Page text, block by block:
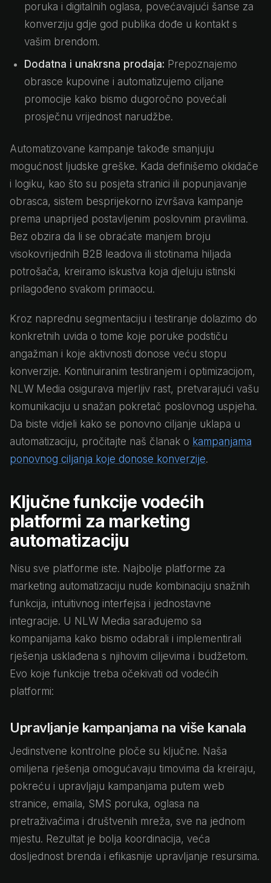
poruka i digitalnih oglasa, povećavajući šanse za
konverziju gdje god publika dođe u kontakt s
vašim brendom.
Dodatna i unakrsna prodaja: Prepoznajemo
obrasce kupovine i automatizujemo ciljane
promocije kako bismo dugoročno povećali
prosječnu vrijednost narudžbe.
Automatizovane kampanje takođe smanjuju
mogućnost ljudske greške. Kada definišemo okidače
i logiku, kao što su posjeta stranici ili popunjavanje
obrasca, sistem besprijekorno izvršava kampanje
prema unaprijed postavljenim poslovnim pravilima.
Bez obzira da li se obraćate manjem broju
visokovrijednih B2B leadova ili stotinama hiljada
potrošača, kreiramo iskustva koja djeluju istinski
prilagođeno svakom primaocu.
Kroz naprednu segmentaciju i testiranje dolazimo do
konkretnih uvida o tome koje poruke podstiču
angažman i koje aktivnosti donose veću stopu
konverzije. Kontinuiranim testiranjem i optimizacijom,
NLW Media osigurava mjerljiv rast, pretvarajući vašu
komunikaciju u snažan pokretač poslovnog uspjeha.
Da biste vidjeli kako se ponovno ciljanje uklapa u
automatizaciju, pročitajte naš članak o kampanjama
ponovnog ciljanja koje donose konverzije.
Ključne funkcije vodećih
platformi za marketing
automatizaciju
Nisu sve platforme iste. Najbolje platforme za
marketing automatizaciju nude kombinaciju snažnih
funkcija, intuitivnog interfejsa i jednostavne
integracije. U NLW Media sarađujemo sa
kompanijama kako bismo odabrali i implementirali
rješenja usklađena s njihovim ciljevima i budžetom.
Evo koje funkcije treba očekivati od vodećih
platformi:
Upravljanje kampanjama na više kanala
Jedinstvene kontrolne ploče su ključne. Naša
omiljena rješenja omogućavaju timovima da kreiraju,
pokreću i upravljaju kampanjama putem web
stranice, emaila, SMS poruka, oglasa na
pretraživačima i društvenih mreža, sve na jednom
mjestu. Rezultat je bolja koordinacija, veća
dosljednost brenda i efikasnije upravljanje resursima.